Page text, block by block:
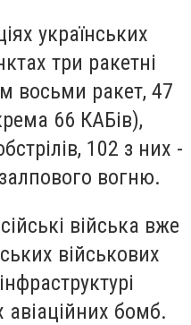
українських
три ракетні
восьми ракет, 47
66 КАБів),
102 з них -
вогню.
війська вже
військових
бомб.